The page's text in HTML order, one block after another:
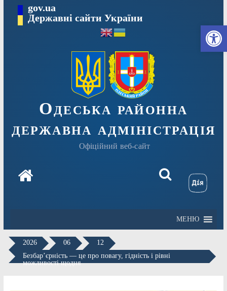
Перейтиgov.ua
Державні сайти України
Одеська районна
державна адміністрація
Офіційний веб-сайт
МЕНЮ
2026 06
12
Безбар’єрність — це про повагу, гідність і рівні
можливості щодня